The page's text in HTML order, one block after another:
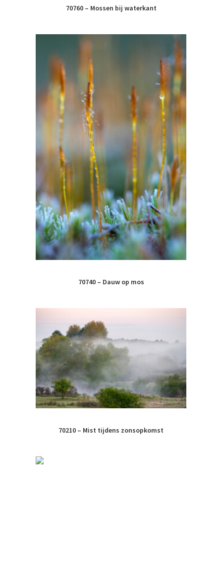
70760 – Mossen bij waterkant
70740 – Dauw op mos
70210 – Mist tijdens zonsopkomst